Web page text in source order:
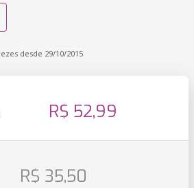
desde 29/10/2015
R$ 52,99
R$ 35,50